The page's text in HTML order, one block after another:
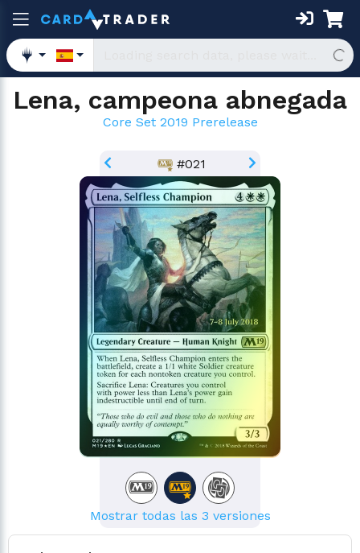
Lena, campeona abnegada
Core Set 2019 Prerelease
#021
Mostrar todas las 3 versiones